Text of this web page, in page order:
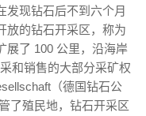
发现钻石后不到六个月
放的钻石开采区，称为
展了 100 公里，沿海岸
和销售的大部分采矿权
（德国钻石公
了殖民地，钻石开采区